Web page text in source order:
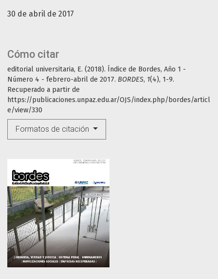
Cómo citar
editorial universitaria, E. (2018). Índice de Bordes, Año 1 -
Número 4 - febrero-abril de 2017. BORDES, 1(4), 1-9.
Recuperado a partir de
https://publicaciones.unpaz.edu.ar/OJS/index.php/bordes/articl
e/view/330
Formatos de citación
30 de abril de 2017